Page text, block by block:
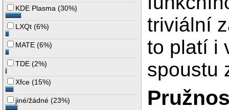
KDE Plasma (30%)
LXQt (6%)
MATE (6%)
TDE (2%)
Xfce (15%)
jiné/žádné (23%)
triviální
to platí i
spoustu